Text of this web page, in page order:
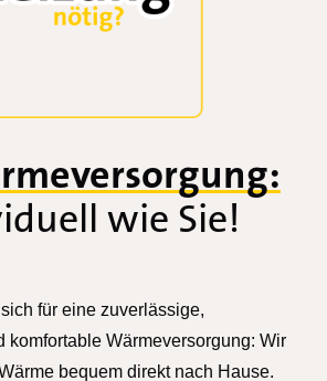
wie Sie!
für eine zuverlässige,
komfortable Wärmeversorgung: Wir
bequem direkt nach Hause.